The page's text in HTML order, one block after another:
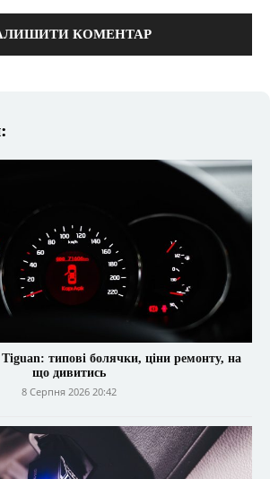
типові болячки, ціни ремонту, на
що дивитись
8 Серпня 2026 20:42